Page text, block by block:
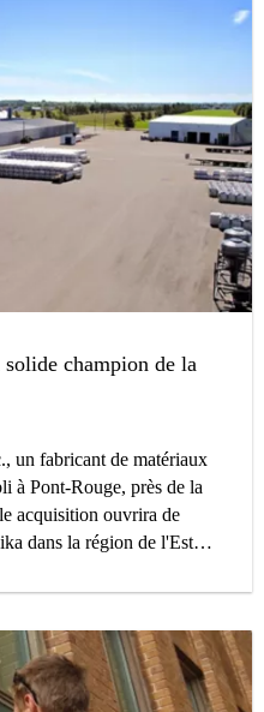
champion de la
un fabricant de matériaux
à Pont-Rouge, près de la
acquisition ouvrira de
dans la région de l'Est